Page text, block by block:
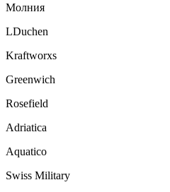
Молния
LDuchen
Kraftworxs
Greenwich
Rosefield
Adriatica
Aquatico
Swiss Military